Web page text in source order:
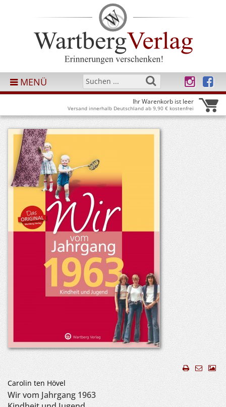
MENÜ
Ihr Warenkorb ist leer
Versand innerhalb Deutschland ab 9,90 € kostenfrei
Carolin ten Hövel
Wir vom Jahrgang 1963